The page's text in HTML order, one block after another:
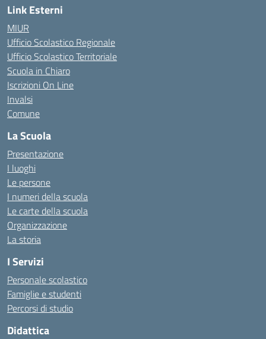
Link Esterni
MIUR
Ufficio Scolastico Regionale
Ufficio Scolastico Territoriale
Scuola in Chiaro
Iscrizioni On Line
Invalsi
Comune
La Scuola
Presentazione
I luoghi
Le persone
I numeri della scuola
Le carte della scuola
Organizzazione
La storia
I Servizi
Personale scolastico
Famiglie e studenti
Percorsi di studio
Didattica